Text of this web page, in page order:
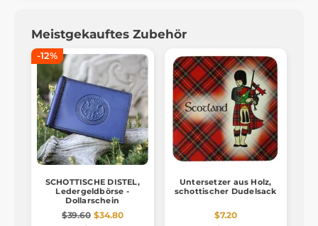
Meistgekauftes Zubehör
-12%
SCHOTTISCHE DISTEL,
Ledergeldbörse -
Dollarschein
$39.60 $34.80
Untersetzer aus Holz,
schottischer Dudelsack
$7.20